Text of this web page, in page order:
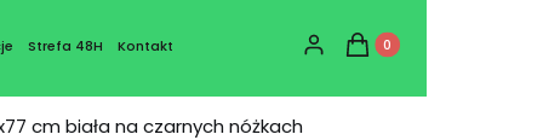
Strefa 48H Kontakt Zaloguj się
Produkty w koszyku:
Koszyk
cm biała na czarnych nóżkach